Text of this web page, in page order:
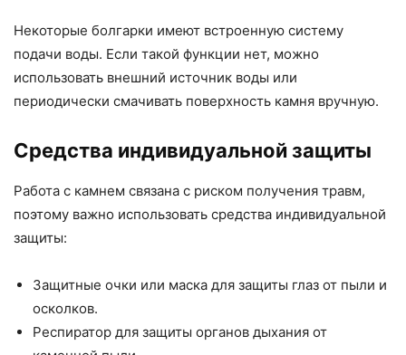
Некоторые болгарки имеют встроенную систему
подачи воды. Если такой функции нет, можно
использовать внешний источник воды или
периодически смачивать поверхность камня вручную.
Средства индивидуальной защиты
Работа с камнем связана с риском получения травм,
поэтому важно использовать средства индивидуальной
защиты:
Защитные очки или маска для защиты глаз от пыли и
осколков.
Респиратор для защиты органов дыхания от